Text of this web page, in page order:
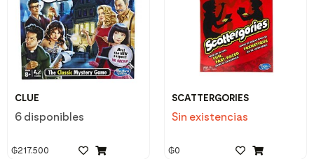
CLUE
6 disponibles
₲217.500
SCATTERGORIES
Sin existencias
₲0